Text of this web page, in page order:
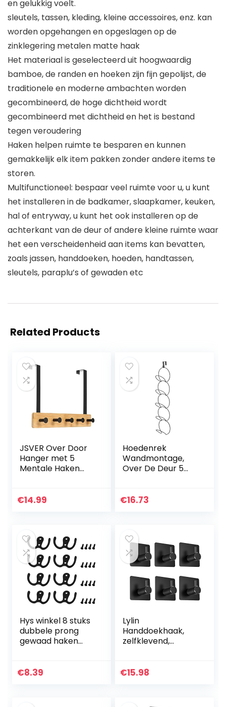
en gelukkig voelt.
sleutels, tassen, kleding, kleine accessoires, enz. kan
worden opgehangen en opgeslagen op de
zinklegering metalen matte haak
Het materiaal is geselecteerd uit hoogwaardig
bamboe, de randen en hoeken zijn fijn gepolijst, de
traditionele en moderne ambachten worden
gecombineerd, de hoge dichtheid wordt
gecombineerd met dichtheid en het is bestand
tegen veroudering
Haken helpen ruimte te besparen en kunnen
gemakkelijk elk item pakken zonder andere items te
storen.
Multifunctioneel: bespaar veel ruimte voor u, u kunt
het installeren in de badkamer, slaapkamer, keuken,
hal of entryway, u kunt het ook installeren op de
achterkant van de deur of andere kleine ruimte waar
het een verscheidenheid aan items kan bevatten,
zoals jassen, handdoeken, hoeden, handtassen,
sleutels, paraplu’s of gewaden etc
Related Products
JSVER Over Door
Hanger met 5
Mentale Haken
Badkamer
€14.99
Hoedenrek
Wandmontage,
Over De Deur 5
Organisatorhaak,
€16.73
Hys winkel 8 stuks
dubbele prong
gewaad haken
kapstokken met
€8.39
Lylin
Handdoekhaak,
zelfklevend,
waterbestendig,
€15.98